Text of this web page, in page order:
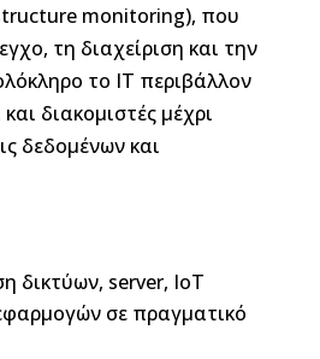
monitoring), που
τη διαχείριση και την
το ΙΤ περιβάλλον
διακομιστές μέχρι
δεδομένων και
δικτύων, server, IoT
σε πραγματικό